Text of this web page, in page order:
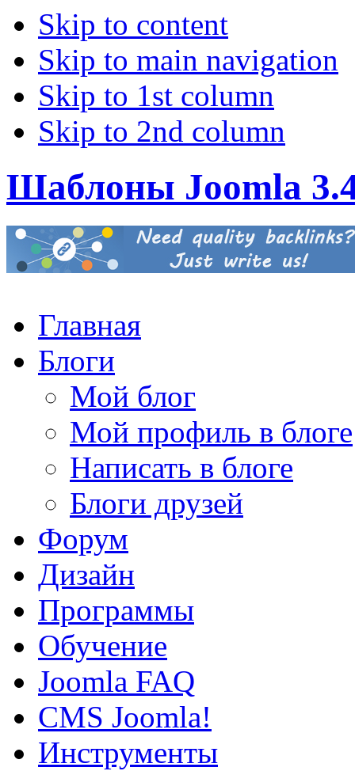
Skip to content
Skip to main navigation
Skip to 1st column
Skip to 2nd column
Шаблоны Joomla
Главная
Блоги
Мой блог
Мой профиль в блоге
Написать в блоге
Блоги друзей
Форум
Дизайн
Программы
Обучение
Joomla FAQ
CMS Joomla!
Инструменты